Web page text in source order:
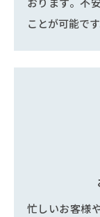
ことが可能です
忙しいお客様